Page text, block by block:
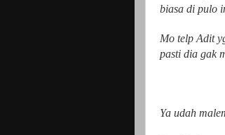
biasa di pulo
Mo telp Adit
pasti dia gak
Ya udah